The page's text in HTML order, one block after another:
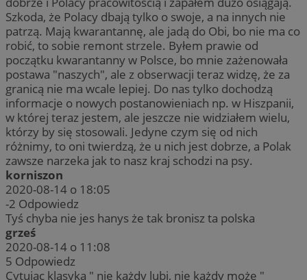
Szkoda, że Polacy dbają tylko o swoje, a na innych nie
patrzą. Mają kwarantannę, ale jadą do Obi, bo nie ma co
robić, to sobie remont strzele. Byłem prawie od
początku kwarantanny w Polsce, bo mnie zażenowała
postawa "naszych", ale z obserwacji teraz widzę, że za
granicą nie ma wcale lepiej. Do nas tylko dochodzą
informacje o nowych postanowieniach np. w Hiszpanii,
w której teraz jestem, ale jeszcze nie widziałem wielu,
którzy by się stosowali. Jedyne czym się od nich
różnimy, to oni twierdzą, że u nich jest dobrze, a Polak
zawsze narzeka jak to nasz kraj schodzi na psy.
korniszon
2020-08-14 o 18:05
-2 Odpowiedz
Tyś chyba nie jes hanys że tak bronisz ta polska
grześ
2020-08-14 o 11:08
5 Odpowiedz
Cytując klasyka " nie każdy lubi, nie każdy może "